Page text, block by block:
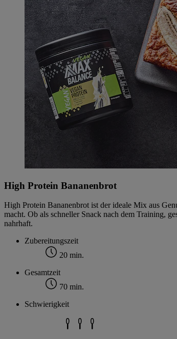
High Protein Bananenbrot
High Protein Bananenbrot ist der ideale Mix aus
macht. Ob als schneller Snack nach dem Training,
nahrhaft.
Zubereitungszeit
20 min.
Gesamtzeit
70 min.
Schwierigkeit